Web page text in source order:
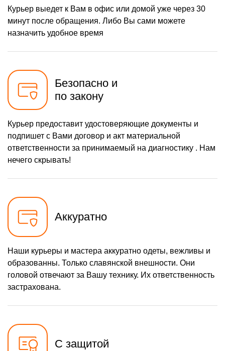
Курьер выедет к Вам в офис или домой уже через 30
минут после обращения. Либо Вы сами можете
назначить удобное время
Безопасно и
по закону
Курьер предоставит удостоверяющие документы и
подпишет с Вами договор и акт материальной
ответственности за принимаемый на диагностику . Нам
нечего скрывать!
Аккуратно
Наши курьеры и мастера аккуратно одеты, вежливы и
образованны. Только славянской внешности. Они
головой отвечают за Вашу технику. Их ответственность
застрахована.
С защитой